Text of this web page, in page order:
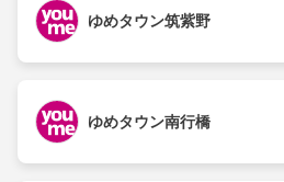
ゆめタウン筑紫野
ゆめタウン南行橋